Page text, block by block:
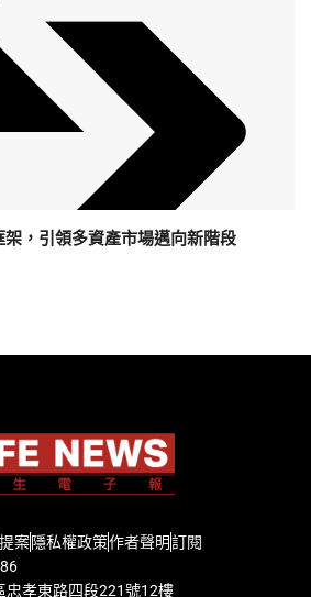
，引領多資產市場邁向新階段
案隱私權政策作者聲明訂閱
忠孝東路四段221號12樓